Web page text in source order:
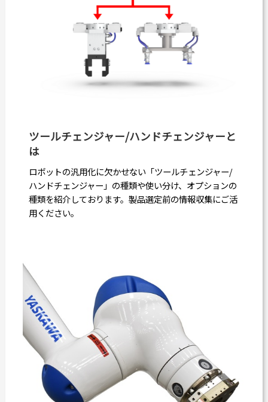
ツールチェンジャー/ハンドチェンジャーと
は
ロボットの汎用化に欠かせない「ツールチェンジャー/
ハンドチェンジャー」の種類や使い分け、オプションの
種類を紹介しております。製品選定前の情報収集にご活
用ください。